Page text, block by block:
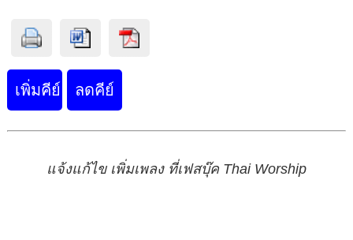
แจ้งแก้ไข เพิ่มเพลง ที่เฟสบุ๊ค Thai Worship